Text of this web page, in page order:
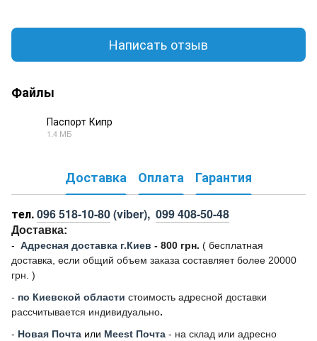
Написать отзыв
Файлы
Паспорт Кипр
1.4 МБ
Доставка Оплата Гарантия
тел.096 518-10-80(viber), 099 408-50-48
Доставка:
- Адресная доставка г.Киев - 800 грн. ( бесплатная
доставка, если общий объем заказа составляет более 20000
грн. )
- по Киевской области стоимость адресной доставки
рассчитывается индивидуально.
- Новая Почта или Meest Почта - на склад или адресно